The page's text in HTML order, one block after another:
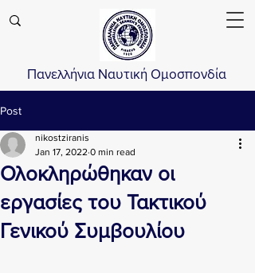
Πανελλήνια Ναυτική Ομοσπονδία
Post
Ολοκληρώθηκαν οι
εργασίες του Τακτικού
Γενικού Συμβουλίου
nikostziranis
Jan 17, 2022 0 min read